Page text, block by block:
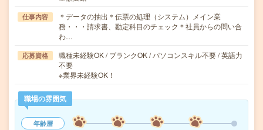
仕事内容
＊データの抽出＊伝票の処理（システム）メイン業
務・・・請求書、勘定科目のチェック＊社員からの問い合
わ…
応募資格
職種未経験OK / ブランクOK / パソコンスキル不要 / 英語力
不要
※業界未経験OK！
職場の雰囲気
年齢層